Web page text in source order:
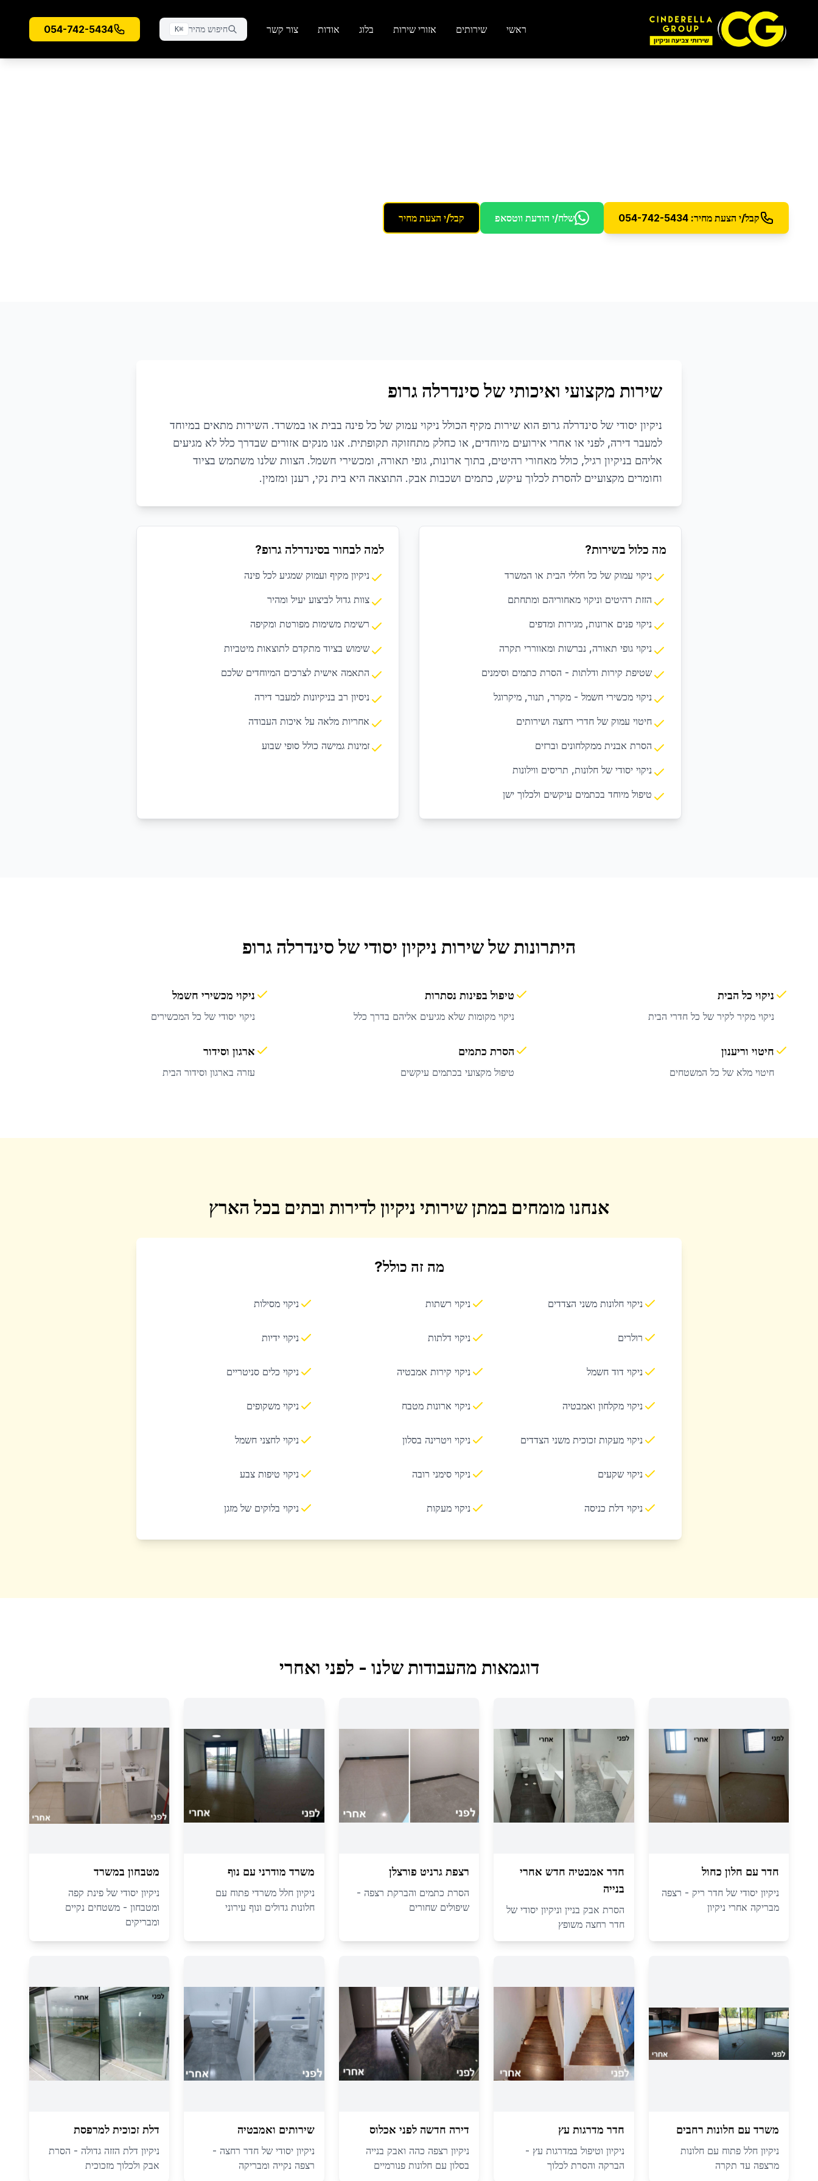
ראשי שירותים אזורי שירות בלוג אודות צור קשר חיפוש מהיר ⌘
K
054-742-5434
קבל/י הצעת מחיר: 054-742-5434 שלח/י הודעת ווטסאפ קבל/י הצעת מחיר
שירות מקצועי ואיכותי של סינדרלה גרופ
ניקיון יסודי של סינדרלה גרופ הוא שירות מקיף הכולל ניקוי עמוק של כל פינה בבית או במשרד. השירות מתאים במיוחד
למעבר דירה, לפני או אחרי אירועים מיוחדים, או כחלק מתחזוקה תקופתית. אנו מנקים אזורים שבדרך כלל לא מגיעים
אליהם בניקיון רגיל, כולל מאחורי רהיטים, בתוך ארונות, גופי תאורה, ומכשירי חשמל. הצוות שלנו משתמש בציוד
וחומרים מקצועיים להסרת לכלוך עיקש, כתמים ושכבות אבק. התוצאה היא בית נקי, רענן ומזמין.
מה כלול בשירות?
ניקוי עמוק של כל חללי הבית או המשרד
הזזת רהיטים וניקוי מאחוריהם ומתחתם
ניקוי פנים ארונות, מגירות ומדפים
ניקוי גופי תאורה, נברשות ומאווררי תקרה
שטיפת קירות ודלתות - הסרת כתמים וסימנים
ניקוי מכשירי חשמל - מקרר, תנור, מיקרוגל
חיטוי עמוק של חדרי רחצה ושירותים
הסרת אבנית ממקלחונים וברזים
ניקוי יסודי של חלונות, תריסים ווילונות
טיפול מיוחד בכתמים עיקשים ולכלוך ישן
למה לבחור בסינדרלה גרופ?
ניקיון מקיף ועמוק שמגיע לכל פינה
צוות גדול לביצוע יעיל ומהיר
רשימת משימות מפורטת ומקיפה
שימוש בציוד מתקדם לתוצאות מיטביות
התאמה אישית לצרכים המיוחדים שלכם
ניסיון רב בניקיונות למעבר דירה
אחריות מלאה על איכות העבודה
זמינות גמישה כולל סופי שבוע
היתרונות של שירות ניקיון יסודישל סינדרלה גרופ
ניקוי כל הבית
ניקוי מקיר לקיר של כל חדרי הבית
טיפול בפינות נסתרות
ניקוי מקומות שלא מגיעים אליהם בדרך כלל
ניקוי מכשירי חשמל
ניקוי יסודי של כל המכשירים
חיטוי וריענון
חיטוי מלא של כל המשטחים
הסרת כתמים
טיפול מקצועי בכתמים עיקשים
ארגון וסידור
עזרה בארגון וסידור הבית
אנחנו מומחים במתן שירותי ניקיון לדירות ובתים בכל הארץ
מה זה כולל?
ניקוי חלונות משני הצדדים ניקוי רשתות ניקוי מסילות
רולרים ניקוי דלתות ניקוי ידיות
ניקוי דוד חשמל ניקוי קירות אמבטיה ניקוי כלים סניטריים
ניקוי מקלחון ואמבטיה ניקוי ארונות מטבח ניקוי משקופים
ניקוי מעקות זכוכית משני הצדדים ניקוי ויטרינה בסלון ניקוי לחצני חשמל
ניקוי שקעים ניקוי סימני רובה ניקוי טיפות צבע
ניקוי דלת כניסה ניקוי מעקות ניקוי בלוקים של מזגן
דוגמאות מהעבודות שלנו - לפני ואחרי
חדר עם חלון כחול
ניקיון יסודי של חדר ריק - רצפה
מבריקה אחרי ניקיון
חדר אמבטיה חדש אחרי
בנייה
הסרת אבק בניין וניקיון יסודי של
חדר רחצה משופץ
רצפת גרניט פורצלן
הסרת כתמים והברקת רצפה -
שיפולים שחורים
משרד מודרני עם נוף
ניקיון חלל משרדי פתוח עם
חלונות גדולים ונוף עירוני
מטבחון במשרד
ניקיון יסודי של פינת קפה
ומטבחון - משטחים נקיים
ומבריקים
משרד עם חלונות רחבים
ניקיון חלל פתוח עם חלונות
מרצפה עד תקרה
חדר מדרגות עץ
ניקיון וטיפול במדרגות עץ -
הברקה והסרת לכלוך
דירה חדשה לפני אכלוס
ניקיון רצפה כהה ואבק בנייה
בסלון עם חלונות פנורמיים
שירותים ואמבטיה
ניקיון יסודי של חדר רחצה -
רצפה נקייה ומבריקה
דלת זכוכית למרפסת
ניקיון דלת הזזה גדולה - הסרת
אבק ולכלוך מזכוכית